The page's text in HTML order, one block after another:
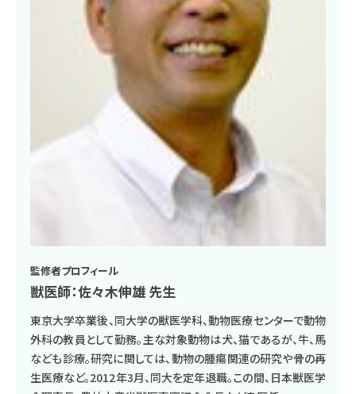
監修者プロフィール
獣医師：佐々木伸雄 先生
東京大学卒業後、同大学の獣医学科、動物医療センターで動物
外科の教員として勤務。主な対象動物は犬、猫であるが、牛、馬
なども診療。研究に関しては、動物の腫瘍関連の研究や骨の再
生医療など。2012年3月、同大を定年退職。この間、日本獣医学